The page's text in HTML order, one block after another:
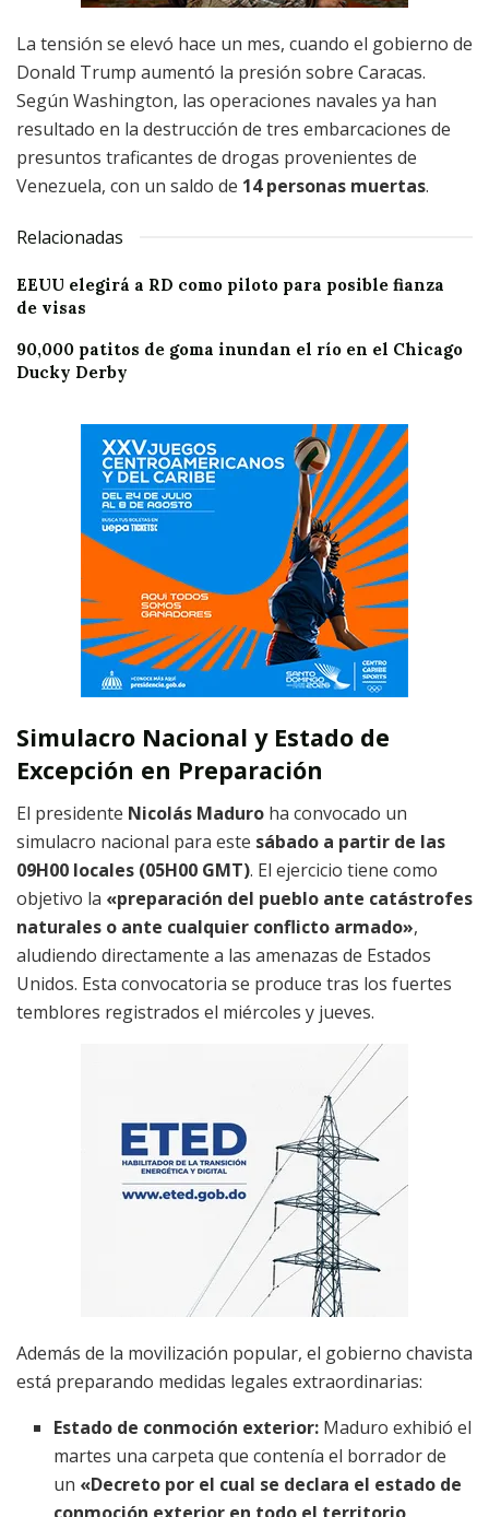
La tensión se elevó hace un mes, cuando el gobierno de
Donald Trump aumentó la presión sobre Caracas.
Según Washington, las operaciones navales ya han
resultado en la destrucción de tres embarcaciones de
presuntos traficantes de drogas provenientes de
Venezuela, con un saldo de 14 personas muertas.
Relacionadas
EEUU elegirá a RD como piloto para posible fianza
de visas
90,000 patitos de goma inundan el río en el Chicago
Ducky Derby
Simulacro Nacional y Estado de
Excepción en Preparación
El presidente Nicolás Maduro ha convocado un
simulacro nacional para este sábado a partir de las
09H00 locales (05H00 GMT). El ejercicio tiene como
objetivo la «preparación del pueblo ante catástrofes
naturales o ante cualquier conflicto armado»,
aludiendo directamente a las amenazas de Estados
Unidos. Esta convocatoria se produce tras los fuertes
temblores registrados el miércoles y jueves.
Además de la movilización popular, el gobierno chavista
está preparando medidas legales extraordinarias:
Estado de conmoción exterior: Maduro exhibió el
martes una carpeta que contenía el borrador de
un «Decreto por el cual se declara el estado de